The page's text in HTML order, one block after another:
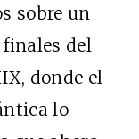
sobre un
del
donde el
lo